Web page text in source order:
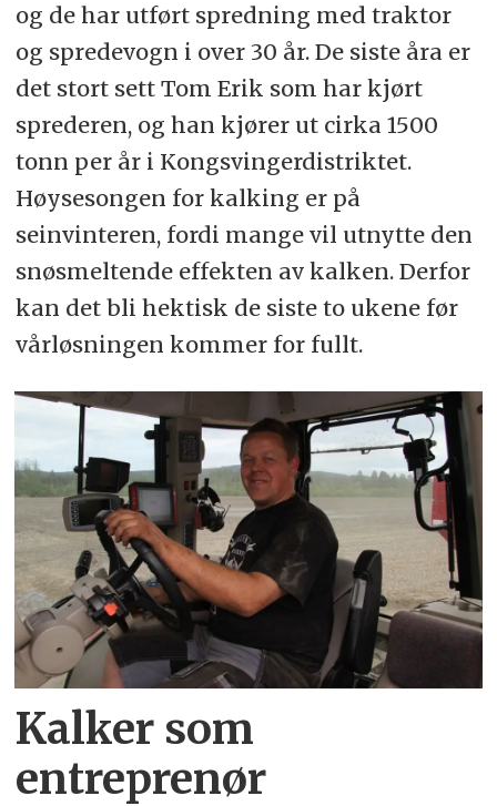
og de har utført spredning med traktor
og spredevogn i over 30 år. De siste åra er
det stort sett Tom Erik som har kjørt
sprederen, og han kjører ut cirka 1500
tonn per år i Kongsvingerdistriktet.
Høysesongen for kalking er på
seinvinteren, fordi mange vil utnytte den
snøsmeltende effekten av kalken. Derfor
kan det bli hektisk de siste to ukene før
vårløsningen kommer for fullt.
Kalker som
entreprenør